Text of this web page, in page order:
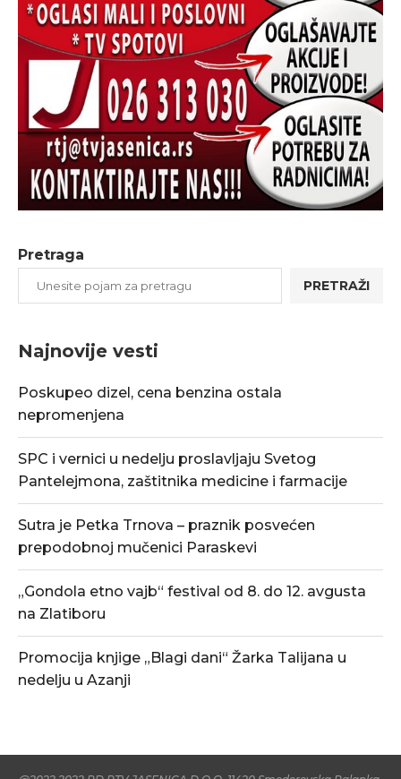
Pretraga
PRETRAŽI
Najnovije vesti
Poskupeo dizel, cena benzina ostala
nepromenjena
SPC i vernici u nedelju proslavljaju Svetog
Pantelejmona, zaštitnika medicine i farmacije
Sutra je Petka Trnova – praznik posvećen
prepodobnoj mučenici Paraskevi
„Gondola etno vajb“ festival od 8. do 12. avgusta
na Zlatiboru
Promocija knjige „Blagi dani“ Žarka Talijana u
nedelju u Azanji